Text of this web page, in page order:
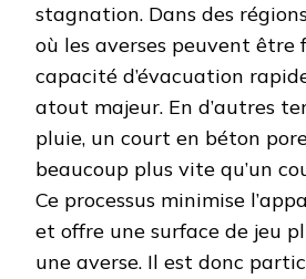
stagnation. Dans des
où les averses peuvent être
capacité d’évacuation
atout majeur. En d’autres
pluie, un court en béton
beaucoup plus vite qu’un
Ce processus minimise
et offre une surface de jeu
une averse. Il est donc